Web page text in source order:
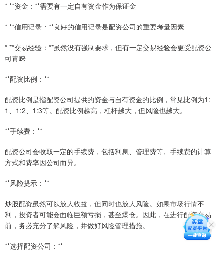
* **资金：**需要有一定自有资金作为保证金
* **信用记录：**良好的信用记录是配资公司的重要考量因素
* **交易经验：**虽然没有强制要求，但有一定交易经验会更受配资公
司青睐
**配资比例：**
配资比例是指配资公司提供的资金与自有资金的比例，常见比例为1:
1、1:2、1:3等。配资比例越高，杠杆越大，但风险也越大。
**手续费：**
配资公司会收取一定的手续费，包括利息、管理费等。手续费的计算
方式和费率因公司而异。
**风险提示：**
炒股配资虽然可以放大收益，但同时也放大风险。如果市场行情不
利，投资者可能会面临巨额亏损，甚至爆仓。因此，在进行配资交易
前，务必充分了解风险，并做好风险管理措施。
**选择配资公司：**